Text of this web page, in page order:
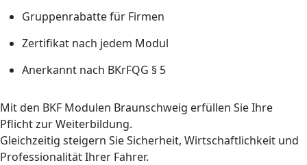
Gruppenrabatte für Firmen
Zertifikat nach jedem Modul
Anerkannt nach BKrFQG § 5
Mit den BKF Modulen Braunschweig erfüllen Sie Ihre
Pflicht zur Weiterbildung.
Gleichzeitig steigern Sie Sicherheit, Wirtschaftlichkeit und
Professionalität Ihrer Fahrer.